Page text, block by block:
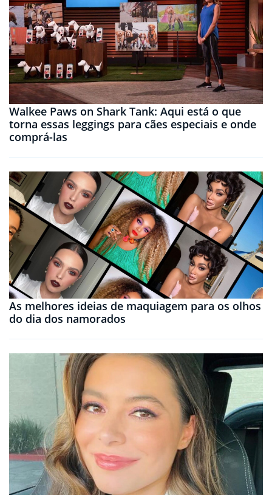
Walkee Paws on Shark Tank: Aqui está o que
torna essas leggings para cães especiais e onde
comprá-las
As melhores ideias de maquiagem para os olhos
do dia dos namorados